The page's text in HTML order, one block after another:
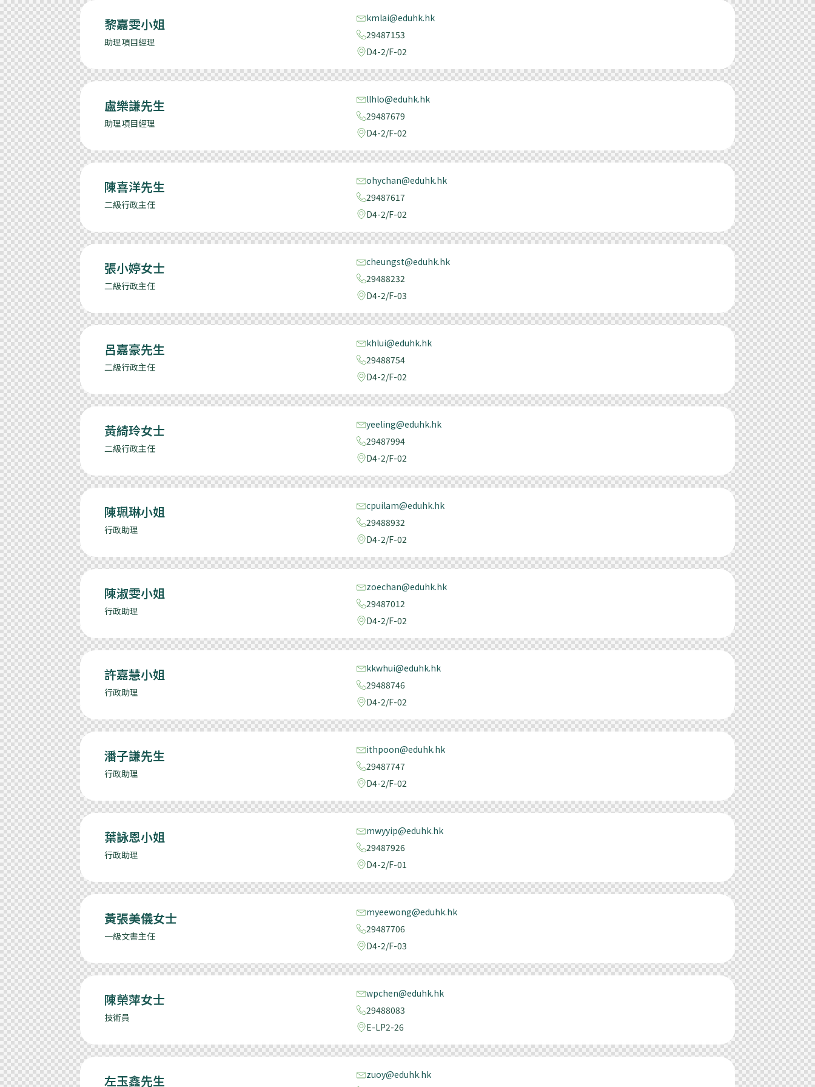
黎嘉雯小姐
助理項目經理
kmlai@eduhk.hk
29487153
D4-2/F-02
盧樂謙先生
助理項目經理
llhlo@eduhk.hk
29487679
D4-2/F-02
陳喜洋先生
二級行政主任
ohychan@eduhk.hk
29487617
D4-2/F-02
張小婷女士
二級行政主任
cheungst@eduhk.hk
29488232
D4-2/F-03
呂嘉豪先生
二級行政主任
khlui@eduhk.hk
29488754
D4-2/F-02
黃綺玲女士
二級行政主任
yeeling@eduhk.hk
29487994
D4-2/F-02
陳珮琳小姐
行政助理
cpuilam@eduhk.hk
29488932
D4-2/F-02
陳淑雯小姐
行政助理
zoechan@eduhk.hk
29487012
D4-2/F-02
許嘉慧小姐
行政助理
kkwhui@eduhk.hk
29488746
D4-2/F-02
潘子謙先生
行政助理
ithpoon@eduhk.hk
29487747
D4-2/F-02
葉詠恩小姐
行政助理
mwyyip@eduhk.hk
29487926
D4-2/F-01
黃張美儀女士
一級文書主任
myeewong@eduhk.hk
29487706
D4-2/F-03
陳榮萍女士
技術員
wpchen@eduhk.hk
29488083
E-LP2-26
左玉鑫先生
zuoy@eduhk.hk